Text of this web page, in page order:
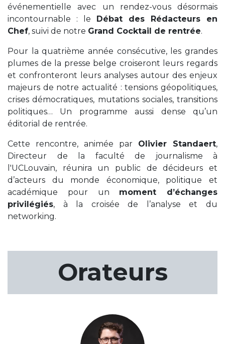
événementielle avec un rendez-vous désormais
incontournable : le Débat des Rédacteurs en
Chef, suivi de notre Grand Cocktail de rentrée.
Pour la quatrième année consécutive, les grandes
plumes de la presse belge croiseront leurs regards
et confronteront leurs analyses autour des enjeux
majeurs de notre actualité : tensions géopolitiques,
crises démocratiques, mutations sociales, transitions
politiques… Un programme aussi dense qu’un
éditorial de rentrée.
Cette rencontre, animée par Olivier Standaert,
Directeur de la faculté de journalisme à
l'UCLouvain, réunira un public de décideurs et
d’acteurs du monde économique, politique et
académique pour un moment d’échanges
privilégiés, à la croisée de l’analyse et du
networking.
Orateurs